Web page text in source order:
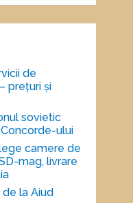
de
prețuri și
sovietic
ului
camere de
mag, livrare
de la Aiud